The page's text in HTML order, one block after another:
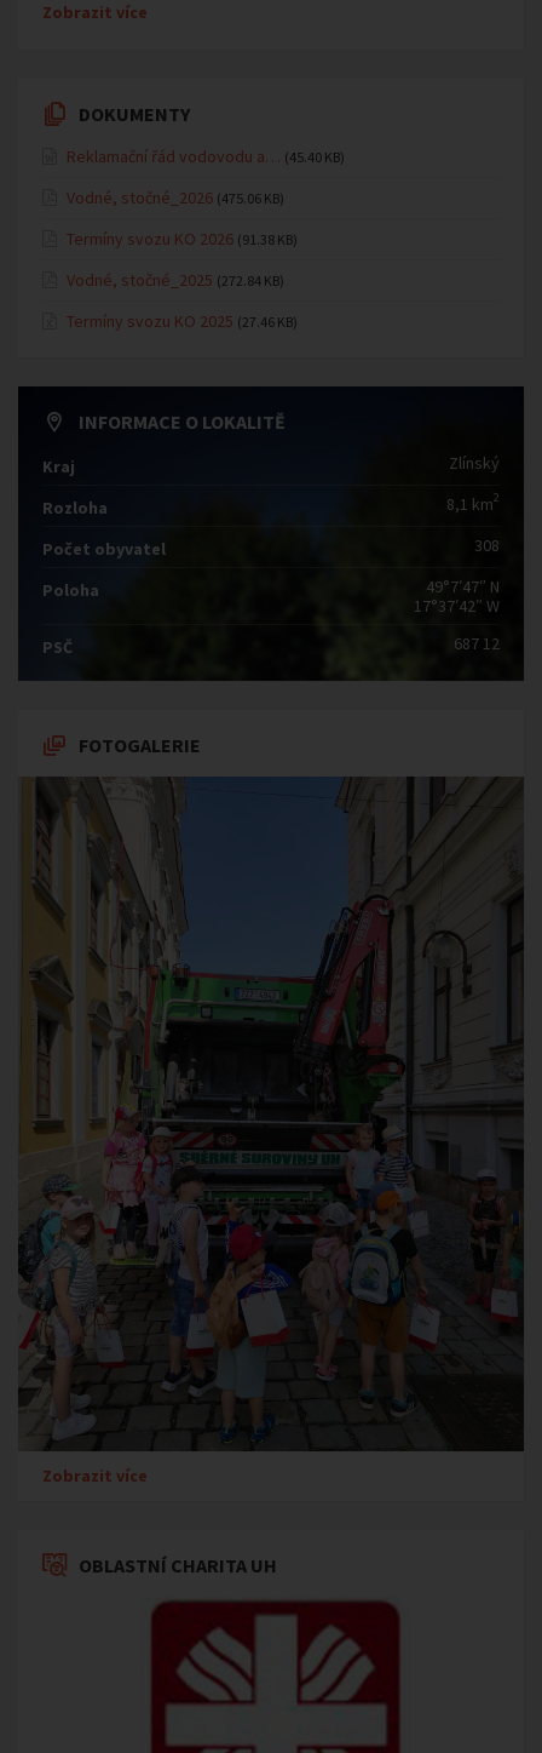
Zobrazit více
DOKUMENTY
Reklamační řád vodovodu a… (45.40 KB)
Vodné, stočné_2026 (475.06 KB)
Termíny svozu KO 2026 (91.38 KB)
Vodné, stočné_2025 (272.84 KB)
Termíny svozu KO 2025 (27.46 KB)
INFORMACE O LOKALITĚ
Kraj Zlínský
Rozloha 8,1 km2
Počet obyvatel 308
Poloha
49°7′47″ N
17°37′42″ W
PSČ
687 12
FOTOGALERIE
Zobrazit více
OBLASTNÍ CHARITA UH